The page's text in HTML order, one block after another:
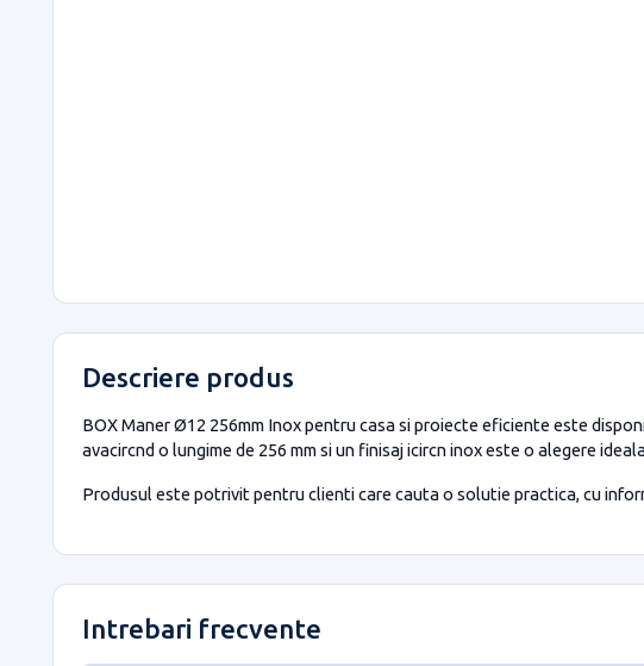
Descriere produs
BOX Maner Ø12 256mm Inox pentru casa si proiecte eficiente este
avacircnd o lungime de 256 mm si un finisaj icircn inox este o alegere
Produsul este potrivit pentru clienti care cauta o solutie practica, cu
Intrebari frecvente